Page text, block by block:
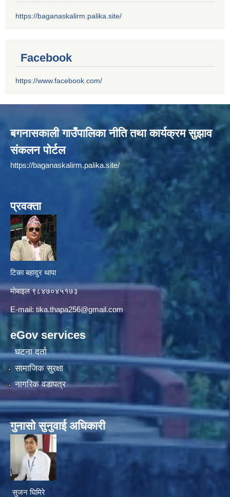
https://baganaskalirm.palika.site/
Facebook
https://www.facebook.com/
बगनासकाली गाउँपालिका नीति तथा कार्यक्रम सुझाव
संकलन पोर्टल
https://baganaskalirm.palika.site/
प्रवक्ता
टिका बहादुर थापा
माे‍बाइल ९८४७०४५१७३
E-mail: tika.thapa256@gmail.com
eGov services
घटना दर्ता
सामाजिक सुरक्षा
नागरिक वडापत्र
गुनासाे सुनुवाई अधिकारी
सुजन घिमिरे